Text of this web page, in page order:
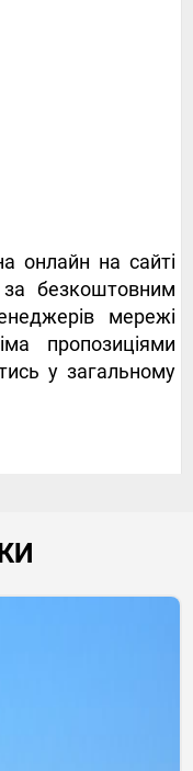
онлайн на сайті
безкоштовним
мережі
пропозиціями
у загальному